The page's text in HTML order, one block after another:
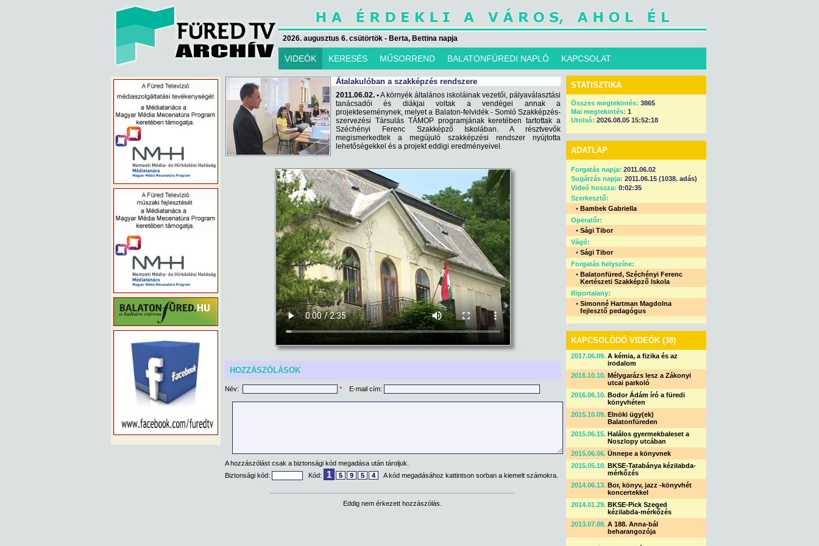
2026. augusztus 6. csütörtök - Berta, Bettina napja
VIDEÓK KERESÉS MŰSORREND BALATONFÜREDI NAPLÓ KAPCSOLAT
Átalakulóban a szakképzés rendszere
2011.06.02. •A környék általános iskoláinak vezetői, pályaválasztási
tanácsadói és diákjai voltak a vendégei annak a
projekteseménynek, melyet a Balaton-felvidék - Somló Szakképzés-
szervezési Társulás TÁMOP programjának keretében tartottak a
Széchényi Ferenc Szakképző Iskolában. A résztvevők
megismerkedtek a megújuló szakképzési rendszer nyújtotta
lehetőségekkel és a projekt eddigi eredményeivel.
HOZZÁSZÓLÁSOK
Név: * E-mail cím:
A hozzászólást csak a biztonsági kód megadása után tároljuk.
Biztonsági kód:
Kód: 1 5 9 5 4 A kód megadásához kattintson sorban a kiemelt számokra.
Eddig nem érkezett hozzászólás.
STATISZTIKA
Összes megtekintés: 3865
Mai megtekintés: 1
Utolsó: 2026.08.05 15:52:18
ADATLAP
Forgatás napja: 2011.06.02
Sugárzás napja: 2011.06.15 (1038. adás)
Videó hossza: 0:02:35
Szerkesztő:
• Bambek Gabriella
Operatőr:
• Sági Tibor
Vágó:
• Sági Tibor
Forgatás helyszíne:
• Balatonfüred, Széchényi Ferenc
Kertészeti Szakképző Iskola
Riportalany:
• Simonné Hartman Magdolna
fejlesztő pedagógus
KAPCSOLÓDÓ VIDEÓK (38)
2017.06.09. A kémia, a fizika és az
irodalom
2016.10.10. Mélygarázs lesz a Zákonyi
utcai parkoló
2016.06.10. Bodor Ádám író a füredi
könyvhéten
2015.10.09. Elnöki ügy(ek)
Balatonfüreden
2015.06.15. Halálos gyermekbaleset a
Noszlopy utcában
2015.06.06. Ünnepe a könyvnek
2015.05.10. BKSE-Tatabánya kézilabda-
mérkőzés
2014.06.13. Bor, könyv, jazz -könyvhét
koncertekkel
2014.01.29. BKSE-Pick Szeged
kézilabda-mérkőzés
2013.07.08. A 188. Anna-bál
beharangozója